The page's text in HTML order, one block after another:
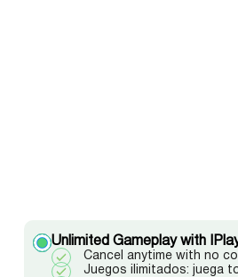
Unlimited Gameplay with
Cancel anytime with no
Juegos ilimitados: juega